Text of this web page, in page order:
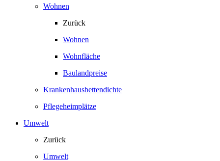
Wohnen
Zurück
Wohnen
Wohnfläche
Baulandpreise
Krankenhausbettendichte
Pflegeheimplätze
Umwelt
Zurück
Umwelt